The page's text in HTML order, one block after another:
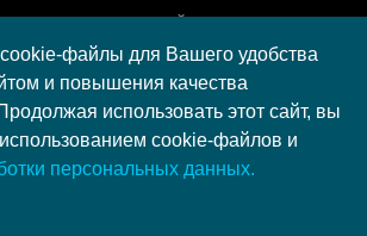
в рамках XIII Конкурса социальных и
ПАО "ЛУКОЙЛ" на территории
области в 2020 году
обработку персональных данных
и продвижение S-Media group
общественно-политической газеты
файлы для Вашего удобства
и повышения качества
использовать этот сайт, вы
cookie-файлов и
персональных данных.